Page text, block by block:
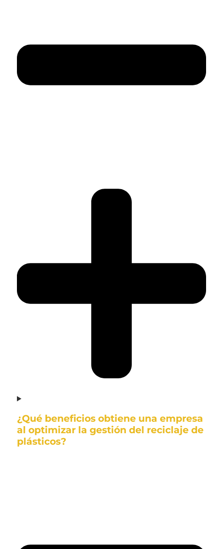
¿Qué beneficios obtiene una empresa
al optimizar la gestión del reciclaje de
plásticos?